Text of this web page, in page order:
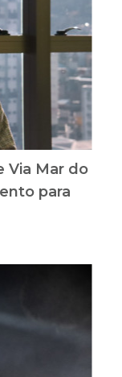
Via Mar do
para